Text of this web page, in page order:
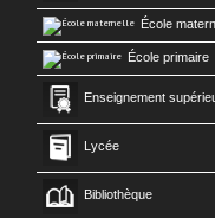
École
École primaire
Enseignement
Lycée
Bibliothèque